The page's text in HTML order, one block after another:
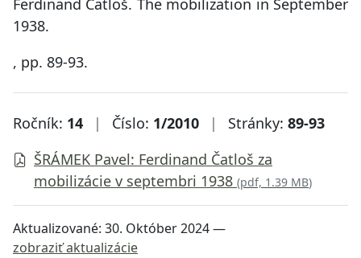
Ferdinand Čatloš. The mobilization in September
1938.
, pp. 89-93.
Ročník: 14 | Číslo: 1/2010 | Stránky: 89-93
ŠRÁMEK Pavel: Ferdinand Čatloš za
mobilizácie v septembri 1938 (pdf, 1.39 MB)
Aktualizované: 30. Október 2024—
zobraziť aktualizácie